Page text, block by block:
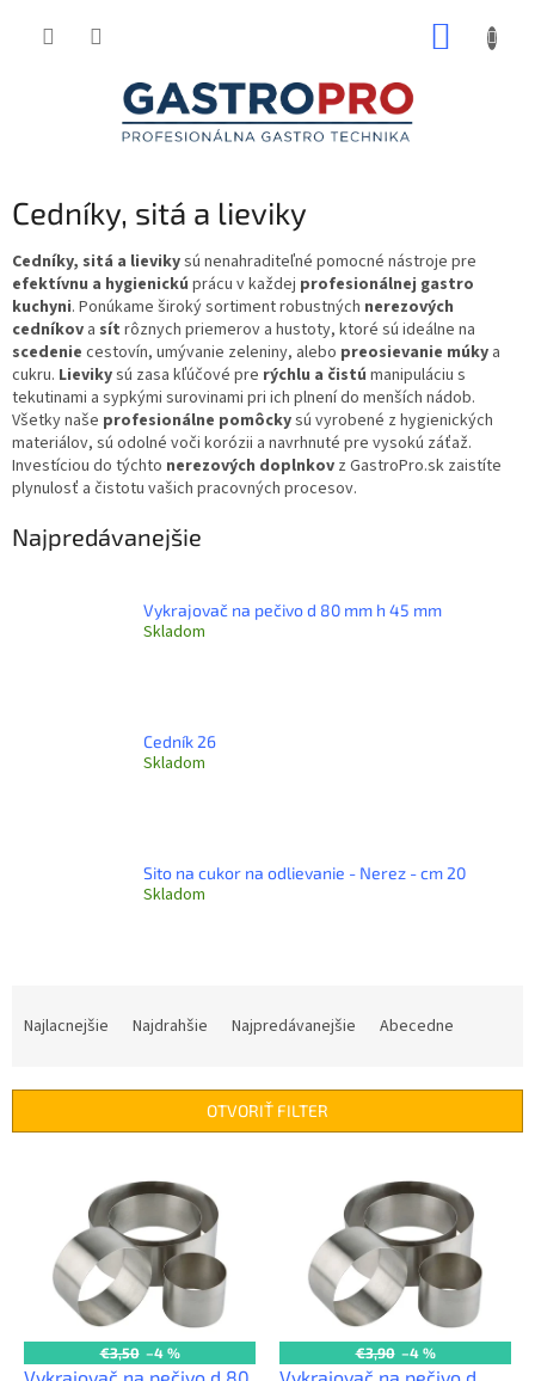
Cedníky, sitá a lieviky
Cedníky, sitá a lievikysú nenahraditeľné pomocné nástroje pre
efektívnu a hygienickú prácu v každej profesionálnej gastro
kuchyni. Ponúkame široký sortiment robustných nerezových
cedníkov a sít rôznych priemerov a hustoty, ktoré sú ideálne na
scedenie cestovín, umývanie zeleniny, alebo preosievanie múky a
cukru. Lievikysú zasa kľúčové pre rýchlu a čistú manipuláciu s
tekutinami a sypkými surovinami pri ich plnení do menších nádob.
Všetky naše profesionálne pomôckysú vyrobené z hygienických
materiálov, sú odolné voči korózii a navrhnuté pre vysokú záťaž.
Investíciou do týchto nerezových doplnkov z GastroPro.sk zaistíte
plynulosť a čistotu vašich pracovných procesov.
Najpredávanejšie
Vykrajovač na pečivo d 80 mm h 45 mm
Skladom
Cedník 26
Skladom
Sito na cukor na odlievanie - Nerez - cm 20
Skladom
i
Najlacnejšie Najdrahšie Najpredávanejšie Abecedne
OTVORIŤ FILTER
€3,50 –4 % €3,90 –4 %